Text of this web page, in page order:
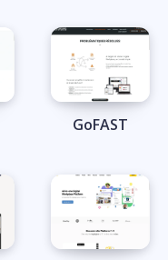
GoFAST